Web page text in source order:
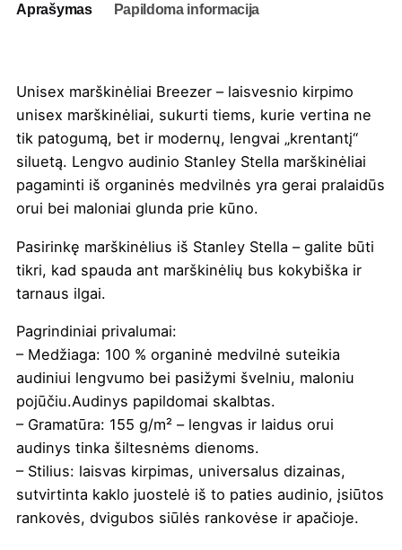
Aprašymas Papildoma informacija
Unisex marškinėliai Breezer – laisvesnio kirpimo
unisex marškinėliai, sukurti tiems, kurie vertina ne
tik patogumą, bet ir modernų, lengvai „krentantį“
siluetą. Lengvo audinio Stanley Stella marškinėliai
pagaminti iš organinės medvilnės yra gerai pralaidūs
orui bei maloniai glunda prie kūno.
Pasirinkę marškinėlius iš Stanley Stella – galite būti
tikri, kad spauda ant marškinėlių bus kokybiška ir
tarnaus ilgai.
Pagrindiniai privalumai:
– Medžiaga: 100 % organinė medvilnė suteikia
audiniui lengvumo bei pasižymi švelniu, maloniu
pojūčiu.Audinys papildomai skalbtas.
– Gramatūra: 155 g/m² – lengvas ir laidus orui
audinys tinka šiltesnėms dienoms.
– Stilius: laisvas kirpimas, universalus dizainas,
sutvirtinta kaklo juostelė iš to paties audinio, įsiūtos
rankovės, dvigubos siūlės rankovėse ir apačioje.